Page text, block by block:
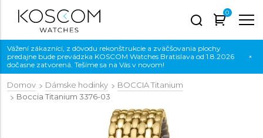
0
Vážení zákazníci, z dôvodu rekonštrukcie a zväčšovania plochy
predajne bude prevádzka KOSCOM Watches Bratislava od 1.8.2026
dočasne zatvorená. Tešíme sa na Vás v novom!
×
Domov Dámske hodinky
BOCCIA Titanium
Boccia Titanium 3376-03